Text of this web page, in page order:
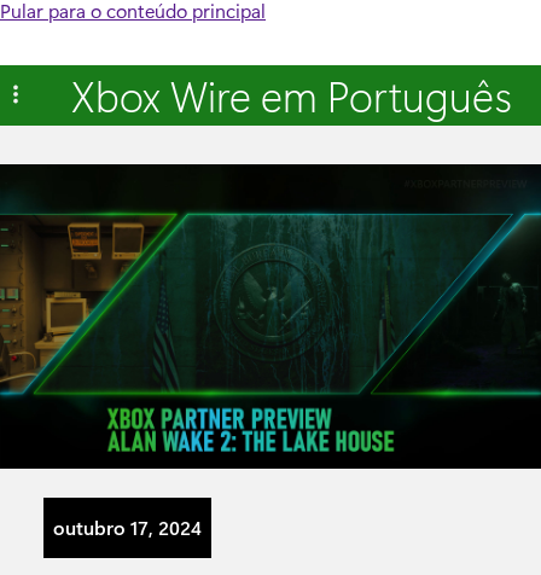
Pular para o conteúdo principal
Xbox Wire em Português
outubro 17, 2024